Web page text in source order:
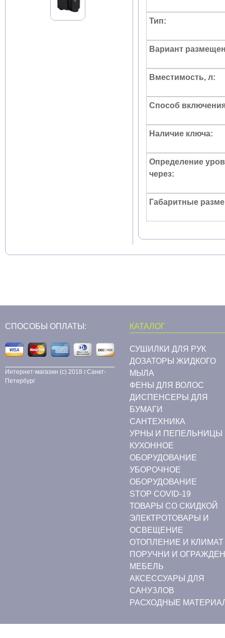
Тип:
Вариант
Вместимость, л:
Способ
Наличие ключа:
Определение
через:
Габаритные
СПОСОБЫ ОПЛАТЫ:
Интернет-магазин (c) 2018 г.Санкт-
Петербург
КАТАЛОГ
СУШИЛКИ ДЛЯ РУК
ДОЗАТОРЫ ЖИДКОГО
МЫЛА
ФЕНЫ ДЛЯ ВОЛОС
ДИСПЕНСЕРЫ ДЛЯ
БУМАГИ
CАНТЕХНИКА
УРНЫ И ПЕПЕЛЬНИЦЫ
КУХОННОЕ
ОБОРУДОВАНИЕ
УБОРОЧНОЕ
ОБОРУДОВАНИЕ
STOP COVID-19
ТОВАРЫ СО СКИДКОЙ
ЭЛЕКТРОТОВАРЫ И
ОСВЕЩЕНИЕ
ОТОПЛЕНИЕ И КЛИМАТ
ПОРУЧНИ И
МЕБЕЛЬ
АКСЕССУАРЫ ДЛЯ
САНУЗЛОВ
РАСХОДНЫЕ